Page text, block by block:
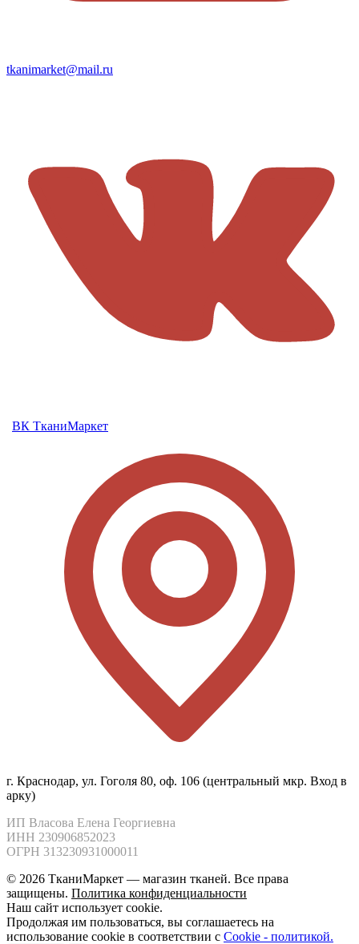
tkanimarket@mail.ru
ВК ТканиМаркет
г. Краснодар, ул. Гоголя 80, оф. 106 (центральный мкр. Вход в
арку)
ИП Власова Елена Георгиевна
ИНН 230906852023
ОГРН 313230931000011
© 2026 ТканиМаркет — магазин тканей. Все права
защищены. Политика конфиденциальности
Наш сайт использует cookie.
Продолжая им пользоваться, вы соглашаетесь на
использование cookie в соответствии с Cookie - политикой.